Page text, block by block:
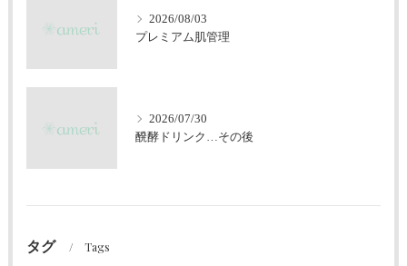
2026/08/03
プレミアム肌管理
2026/07/30
醗酵ドリンク…その後
タグ Tags